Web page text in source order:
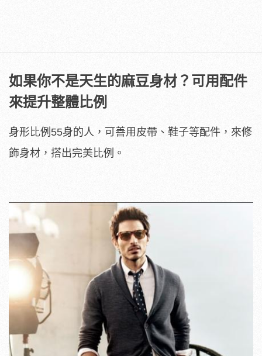
如果你不是天生的麻豆身材？可用配件
來提升整體比例
身形比例55身的人，可善用皮帶、鞋子等配件，來修
飾身材，搭出完美比例。